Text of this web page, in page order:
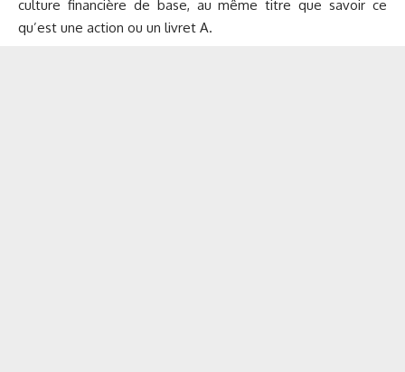
culture financière de base, au même titre que savoir ce
qu’est une action ou un livret A.